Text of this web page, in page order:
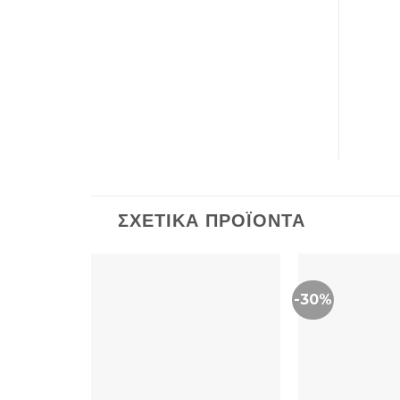
ΣΧΕΤΙΚΆ ΠΡΟΪΌΝΤΑ
-30%